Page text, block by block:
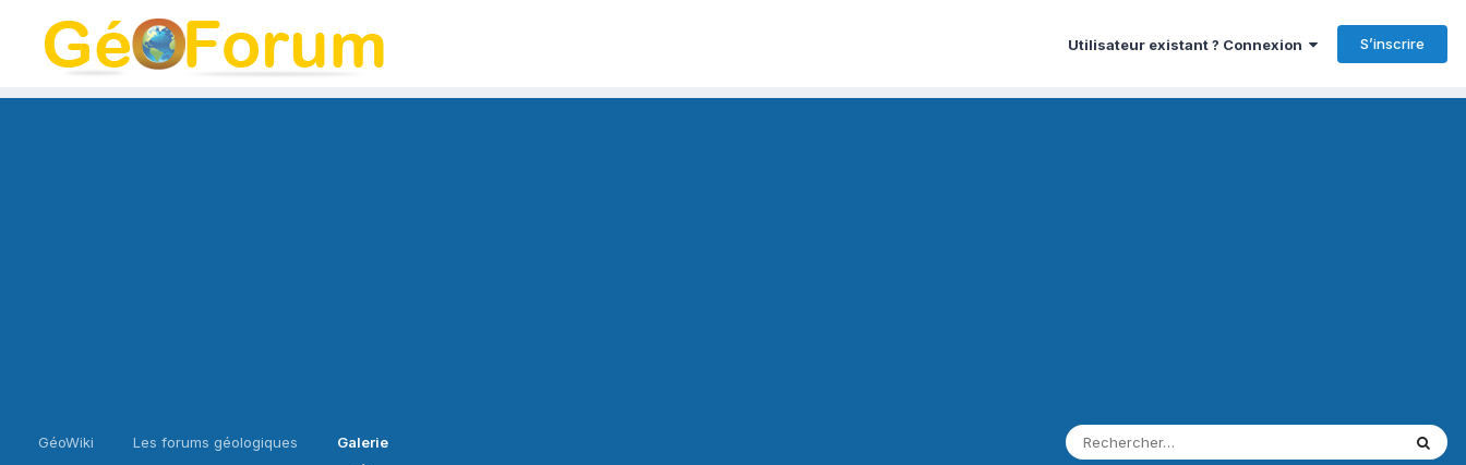
Utilisateur existant ? Connexion S’inscrire
GéoWiki Les forums géologiques Galerie